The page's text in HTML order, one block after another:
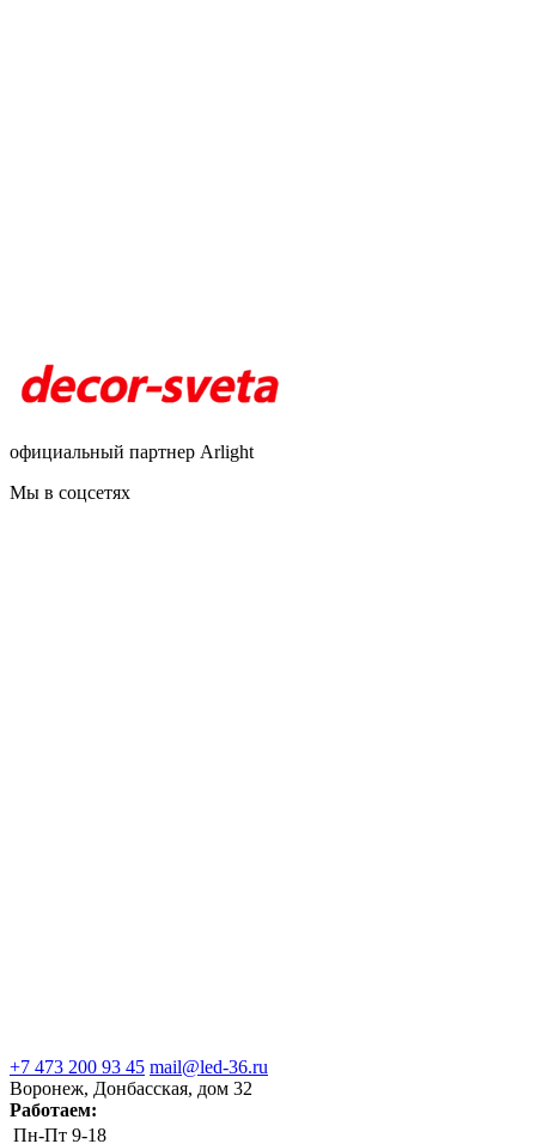
официальный партнер Arlight
Мы в соцсетях
+7 473 200 93 45 mail@led-36.ru
Воронеж, Донбасская, дом 32
Работаем:
Пн-Пт 9-18